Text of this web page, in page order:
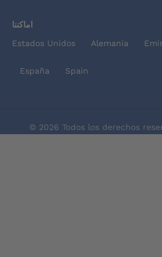
اماكننا
Estados Unidos
Alemania
España Spain
© 2026 Todos los derechos